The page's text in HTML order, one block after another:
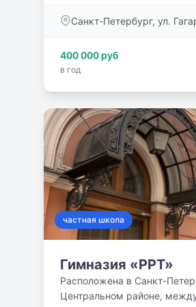
устроит
Санкт-Петербург, ул.
400 000 руб
в год
частная школа
Гимназия «РРТ»
Расположена в Санкт-
Центральном районе,